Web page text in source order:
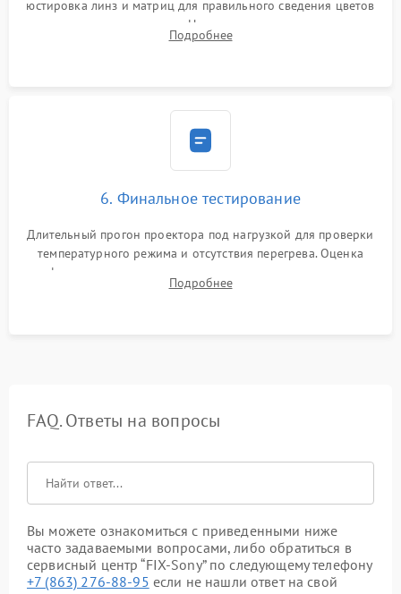
юстировка линз и матриц для правильного сведения цветов
и устранения размытия. Надежное подключение всех
шлейфов, установка датчиков и закрытие корпуса
Подробнее
6. Финальное тестирование
Длительный прогон проектора под нагрузкой для проверки
температурного режима и отсутствия перегрева. Оценка
фокуса, контрастности и цветопередачи на тестовых
таблицах. Проверка работы всех видеовходов и кнопок
Подробнее
FAQ. Ответы на вопросы
Вы можете ознакомиться с приведенными ниже
часто задаваемыми вопросами, либо обратиться в
сервисный центр “FIX-Sony” по следующему телефону
+7 (863) 276-88-95 если не нашли ответ на свой